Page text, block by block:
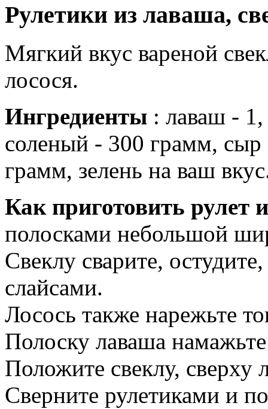
Рулетики из лаваша,
Мягкий вкус вареной
лосося.
Ингредиенты : лаваш - 1,
соленый - 300 грамм,
грамм, зелень на ваш
Как приготовить рулет
полосками небольшой
Свеклу сварите,
слайсами.
Лосось также нарежьте
Полоску лаваша
Положите свеклу,
Сверните рулетиками и